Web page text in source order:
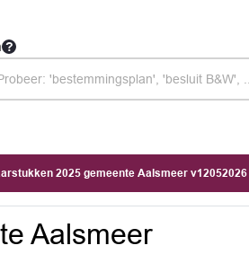
2025 gemeente Aalsmeer v12052026
Aalsmeer